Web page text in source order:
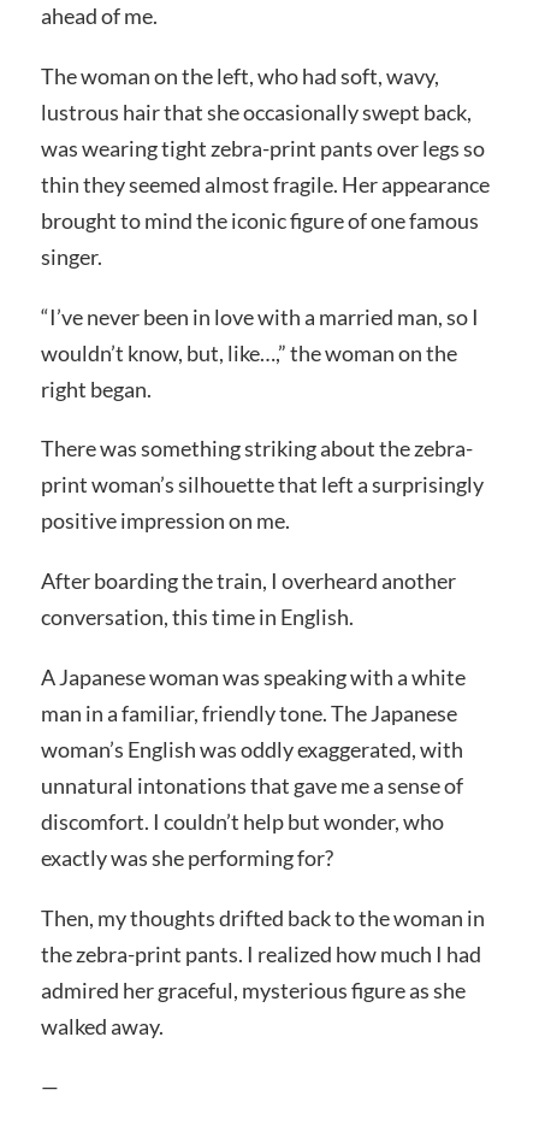
ahead of me.
The woman on the left, who had soft, wavy,
lustrous hair that she occasionally swept back,
was wearing tight zebra-print pants over legs so
thin they seemed almost fragile. Her appearance
brought to mind the iconic figure of one famous
singer.
“I’ve never been in love with a married man, so I
wouldn’t know, but, like…,” the woman on the
right began.
There was something striking about the zebra-
print woman’s silhouette that left a surprisingly
positive impression on me.
After boarding the train, I overheard another
conversation, this time in English.
A Japanese woman was speaking with a white
man in a familiar, friendly tone. The Japanese
woman’s English was oddly exaggerated, with
unnatural intonations that gave me a sense of
discomfort. I couldn’t help but wonder, who
exactly was she performing for?
Then, my thoughts drifted back to the woman in
the zebra-print pants. I realized how much I had
admired her graceful, mysterious figure as she
walked away.
—